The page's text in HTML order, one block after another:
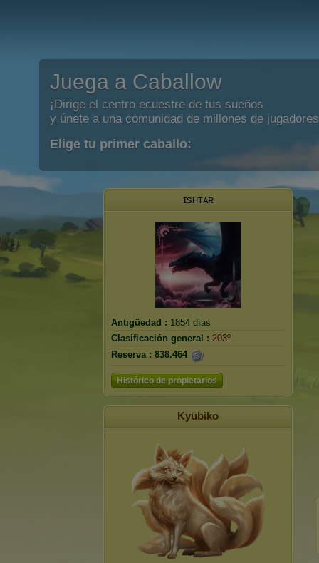
Juega a Caballow
¡Dirige el centro ecuestre de tus sueños
y únete a una comunidad de millones de
Elige tu primer caballo:
ɪsʜᴛᴀʀ
Antigüedad : 1854 días
Clasificación general : 203º
Reserva : 838.464
Histórico de propietarios
Kyūbiko